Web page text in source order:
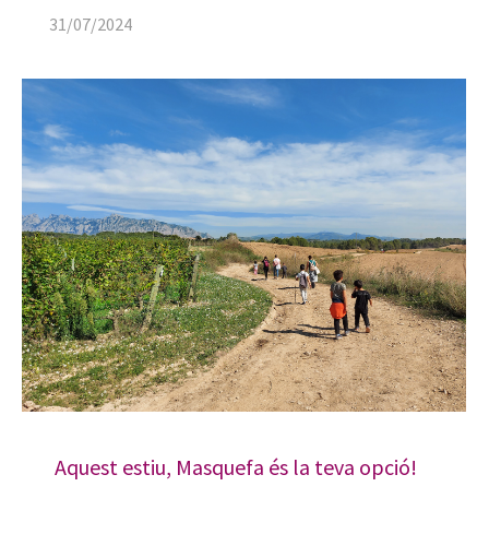
31/07/2024
Aquest estiu, Masquefa és la teva opció!